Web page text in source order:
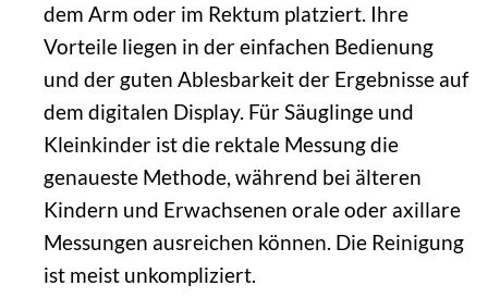
dem Arm oder im Rektum platziert. Ihre
Vorteile liegen in der einfachen Bedienung
und der guten Ablesbarkeit der Ergebnisse auf
dem digitalen Display. Für Säuglinge und
Kleinkinder ist die rektale Messung die
genaueste Methode, während bei älteren
Kindern und Erwachsenen orale oder axillare
Messungen ausreichen können. Die Reinigung
ist meist unkompliziert.